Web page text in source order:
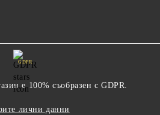
GDPR
е 100% съобразен с GDPR.
лични данни